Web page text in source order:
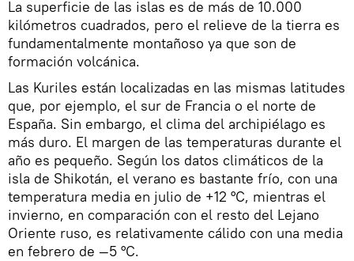
La superficie de las islas es de más de 10.000
kilómetros cuadrados, pero el relieve de la tierra es
fundamentalmente montañoso ya que son de
formación volcánica.
Las Kuriles están localizadas en las mismas latitudes
que, por ejemplo, el sur de Francia o el norte de
España. Sin embargo, el clima del archipiélago es
más duro. El margen de las temperaturas durante el
año es pequeño. Según los datos climáticos de la
isla de Shikotán, el verano es bastante frío, con una
temperatura media en julio de +12 °C, mientras el
invierno, en comparación con el resto del Lejano
Oriente ruso, es relativamente cálido con una media
en febrero de —5 °C.